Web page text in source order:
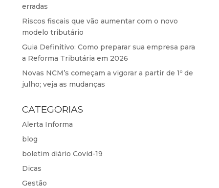
erradas
Riscos fiscais que vão aumentar com o novo
modelo tributário
Guia Definitivo: Como preparar sua empresa para
a Reforma Tributária em 2026
Novas NCM’s começam a vigorar a partir de 1º de
julho; veja as mudanças
CATEGORIAS
Alerta Informa
blog
boletim diário Covid-19
Dicas
Gestão